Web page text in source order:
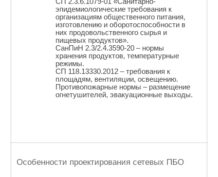
СП 2.3.6.1079-01 «Санитарно-
эпидемиологические требования к
организациям общественного питания,
изготовлению и оборотоспособности в
них продовольственного сырья и
пищевых продуктов».
СанПиН 2.3/2.4.3590-20 – нормы
хранения продуктов, температурные
режимы.
СП 118.13330.2012 – требования к
площадям, вентиляции, освещению.
Противопожарные нормы – размещение
огнетушителей, эвакуационные выходы.
Особенности проектирования сетевых ПБО